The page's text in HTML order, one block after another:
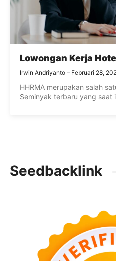
Lowongan Kerja
Irwin Andriyanto Februari 28,
HHRMA merupakan salah
Seminyak terbaru yang saat
Seedbacklink